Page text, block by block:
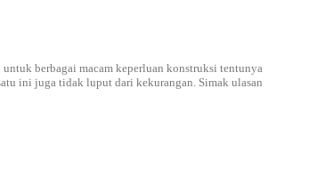
berbagai macam keperluan konstruksi tentunya
ini juga tidak luput dari kekurangan. Simak ulasan